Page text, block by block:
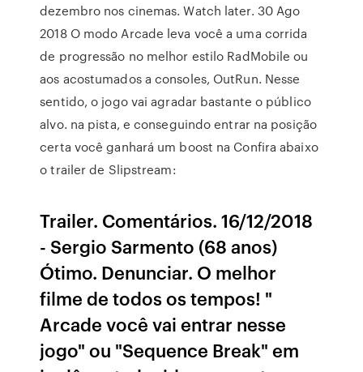
dezembro nos cinemas. Watch later. 30 Ago
2018 O modo Arcade leva você a uma corrida
de progressão no melhor estilo RadMobile ou
aos acostumados a consoles, OutRun. Nesse
sentido, o jogo vai agradar bastante o público
alvo. na pista, e conseguindo entrar na posição
certa você ganhará um boost na Confira abaixo
o trailer de Slipstream:
Trailer. Comentários. 16/12/2018
- Sergio Sarmento (68 anos)
Ótimo. Denunciar. O melhor
filme de todos os tempos! "
Arcade você vai entrar nesse
jogo" ou "Sequence Break" em